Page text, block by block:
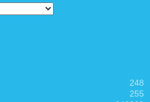
248
255